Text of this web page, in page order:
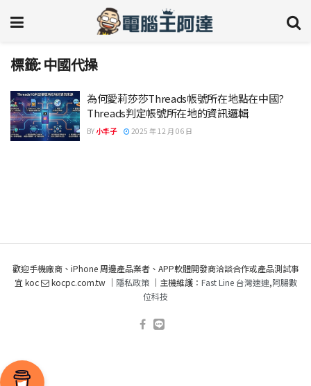
標籤:中國代操
為何愛莉莎莎Threads帳號所在地點在中國?
Threads判定帳號所在地的資訊邏輯
BY小丰子 2025 年 12 月 06 日
歡迎手機廠商、iPhone 周邊產品業者、APP軟體開發商洽談合作或產品測試事
宜 koc
kocpc.com.tw ｜ 隱私政策｜主機維護： Fast Line 台灣速連,阿腸數
位科技